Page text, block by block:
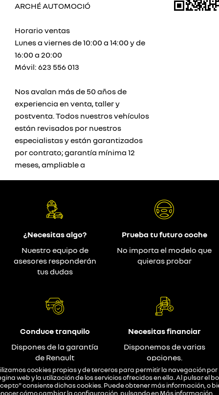
ARCHÉ AUTOMOCIÓ
Horario ventas
Lunes a viernes de 10:00 a 14:00 y de
16:00 a 20:00
Móvil: 623 556 013
Nos avalan más de 50 años de
experiencia en venta, taller y
postventa. Todos nuestros vehículos
están revisados por nuestros
especialistas y están garantizados
por contrato; garantía mínima 12
meses, ampliable a
cookies propias y de terceros para permitir la navegación por
web y la utilización de los servicios ofrecidos en ella. Al pulsar el
consiente dichas cookies. Puede obtener más información, o
cómo cambiar la configuración, pulsando enMás información
¿Necesitas algo?
Nuestro equipo de
asesores responderán
tus dudas
Prueba tu futuro coche
No importa el modelo que
quieras probar
Conduce tranquilo
Dispones de la garantía
de Renault
Necesitas financiar
Disponemos de varias
opciones.